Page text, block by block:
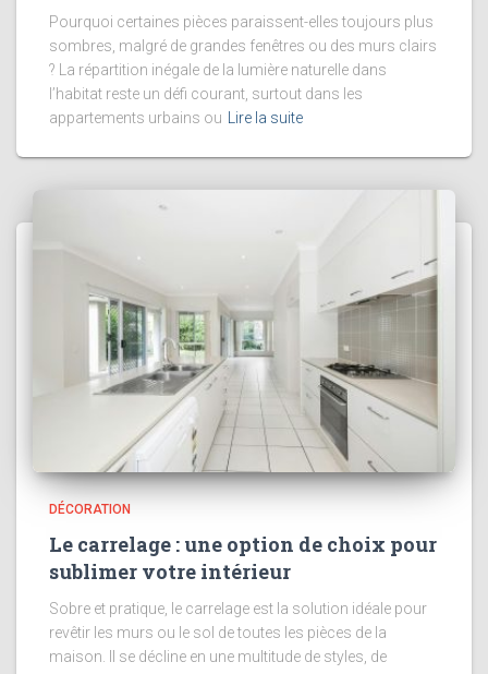
Pourquoi certaines pièces paraissent-elles toujours plus
sombres, malgré de grandes fenêtres ou des murs clairs
? La répartition inégale de la lumière naturelle dans
l’habitat reste un défi courant, surtout dans les
appartements urbains ou Lire la suite
DÉCORATION
Le carrelage : une option de choix pour
sublimer votre intérieur
Sobre et pratique, le carrelage est la solution idéale pour
revêtir les murs ou le sol de toutes les pièces de la
maison. Il se décline en une multitude de styles, de